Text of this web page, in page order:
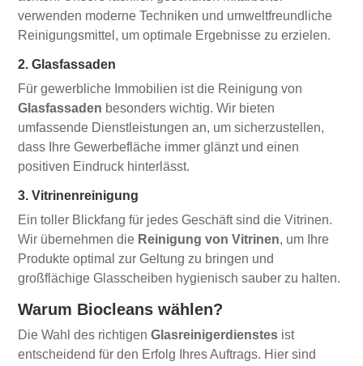
verwenden moderne Techniken und umweltfreundliche
Reinigungsmittel, um optimale Ergebnisse zu erzielen.
2. Glasfassaden
Für gewerbliche Immobilien ist die Reinigung von
Glasfassaden besonders wichtig. Wir bieten
umfassende Dienstleistungen an, um sicherzustellen,
dass Ihre Gewerbefläche immer glänzt und einen
positiven Eindruck hinterlässt.
3. Vitrinenreinigung
Ein toller Blickfang für jedes Geschäft sind die Vitrinen.
Wir übernehmen die Reinigung von Vitrinen, um Ihre
Produkte optimal zur Geltung zu bringen und
großflächige Glasscheiben hygienisch sauber zu halten.
Warum Biocleans wählen?
Die Wahl des richtigenGlasreinigerdienstes ist
entscheidend für den Erfolg Ihres Auftrags. Hier sind